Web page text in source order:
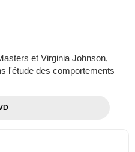
et Virginia Johnson,
l'étude des comportements